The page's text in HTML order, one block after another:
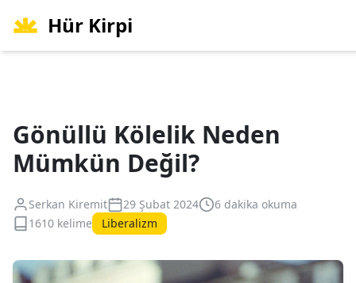
Hür Kirpi
Gönüllü Kölelik Neden
Mümkün Değil?
Serkan Kiremit 29 Şubat 2024
6 dakika okuma
1610 kelime
Liberalizm